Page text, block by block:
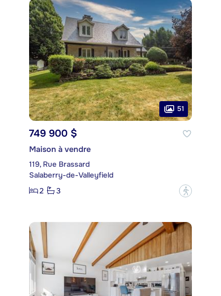
51
749 900 $
Maison à vendre
119, Rue Brassard
Salaberry-de-Valleyfield
2
3 ?